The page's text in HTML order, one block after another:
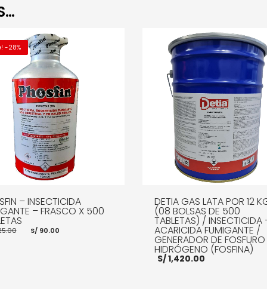
-28%
– INSECTICIDA
– FRASCO X 500
El
precio
S/90.00
DETIA GAS LATA POR 12
(08 BOLSAS DE 500
TABLETAS) / INSECTICIDA
ACARICIDA FUMIGANTE /
GENERADOR DE FOSFURO
HIDRÓGENO (FOSFINA)
S/1,420.00